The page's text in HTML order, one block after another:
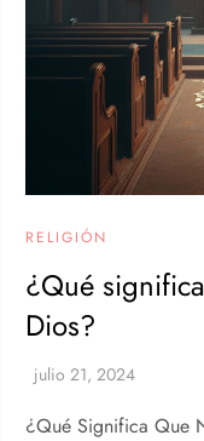
RELIGIÓN
¿Qué
Dios?
¿Qué Significa Que